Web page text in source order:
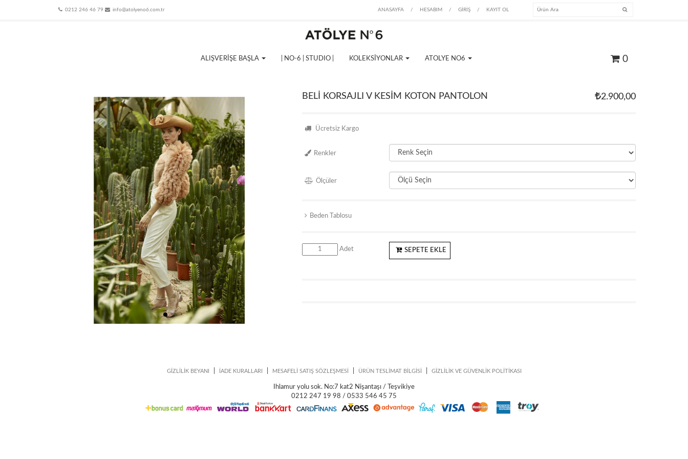
0212 246 46 79 info@atolyeno6.com.tr ANASAYFA / HESABIM / GİRİŞ / KAYIT OL
ALIŞVERİŞE BAŞLA | NO-6 | STUDIO | KOLEKSİYONLAR ATOLYE NO6 0
BELİ KORSAJLI V KESİM KOTON PANTOLON 2.900,00
Ücretsiz Kargo
Renkler
Ölçüler
Beden Tablosu
Adet SEPETE EKLE
GİZLİLİK BEYANI İADE KURALLARI MESAFELİ SATIŞ SÖZLEŞMESİ ÜRÜN TESLİMAT BİLGİSİ GİZLİLİK VE GÜVENLİK POLİTİKASI
Ihlamur yolu sok. No:7 kat2 Nişantaşı / Teşvikiye
0212 247 19 98 / 0533 546 45 75